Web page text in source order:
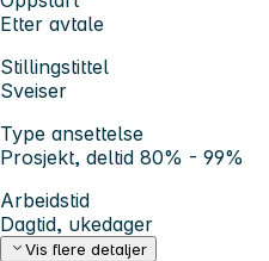
Etter avtale
Stillingstittel
Sveiser
Type ansettelse
Prosjekt, deltid 80% - 99%
Arbeidstid
Dagtid, ukedager
Vis flere detaljer